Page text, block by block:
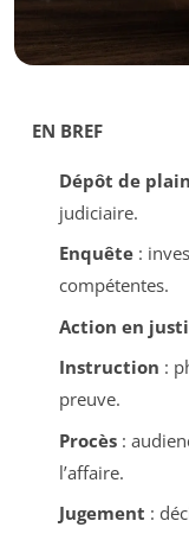
EN BREF
Dépôt de
judiciaire.
Enquête:
compétentes.
Action en
Instruction :
preuve.
Procès:
l’affaire.
Jugement :